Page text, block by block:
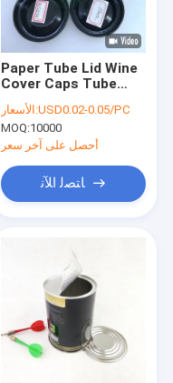
Paper Tube Lid Wine
Cover Caps Tube
Tinplate Inner Plug
Lid Inner Lid Tinplate
Inner Cover Cap For
Paper Can Paper
Metal
الأسعار:USD0.02-0.05/PC
MOQ:10000
أحصل على آخر سعر
ﺎﺘﺼﻟ ﺍﻶﻧ